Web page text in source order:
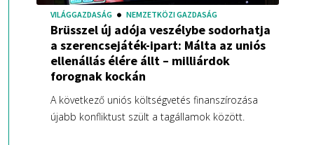
VILÁGGAZDASÁG NEMZETKÖZI GAZDASÁG
Brüsszel új adója veszélybe sodorhatja
a szerencsejáték-ipart: Málta az uniós
ellenállás élére állt – milliárdok
forognak kockán
A következő uniós költségvetés finanszírozása
újabb konfliktust szült a tagállamok között.